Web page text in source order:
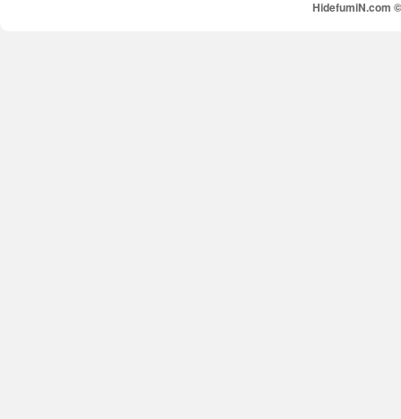
HidefumiN.com